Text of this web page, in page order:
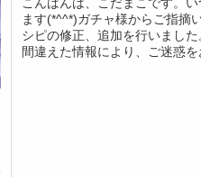
ます(*^^*)ガチャ様からご指摘
シピの修正、追加を行いました
間違えた情報により、ご迷惑を